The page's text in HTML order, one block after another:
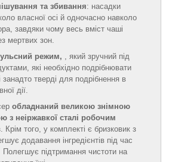
та збивання: насадки
власної осі й одночасно навколо
завдяки чому весь вміст чаші
мертвих зон.
режим, , який зручний під
які необхідно подрібнювати
занадто тверді для подрібнення в
дії.
обладнаний великою знімною
з неіржавкої сталі робочим
. Крім того, у комплекті є бризковик з
додавання інгредієнтів під час
підтримання чистоти на